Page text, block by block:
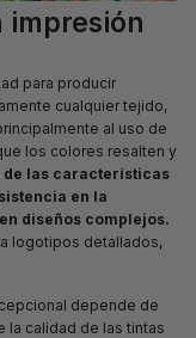
impresión
para producir
cualquier tejido,
al uso de
los colores resalten y
de las características
en la
diseños complejos.
logotipos detallados,
depende de
la calidad de las tintas